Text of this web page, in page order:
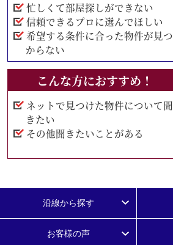
忙しくて部屋探しができない
信頼できるプロに選んでほしい
希望する条件に合った物件が見つ
からない
こんな方におすすめ！
ネットで見つけた物件について聞
きたい
その他聞きたいことがある
沿線から探す
お客様の声